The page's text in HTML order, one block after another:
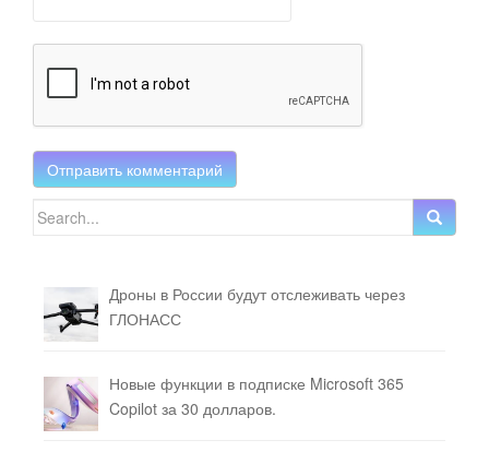
Search for:
Дроны в России будут отслеживать через
ГЛОНАСС
Новые функции в подписке Microsoft 365
Copilot за 30 долларов.